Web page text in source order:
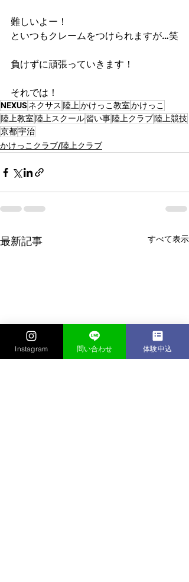
難しいよー！
といつもクレームをつけられますが…笑
負けずに頑張っていきます！
それでは！
NEXUS ネクサス 陸上かけっこ教室かけっこ
陸上教室 陸上スクール習い事陸上クラブ陸上競技
京都宇治
かけっこクラブ/陸上クラブ
最新記事 すべて表示
Instagram 問い合わせ 体験申込